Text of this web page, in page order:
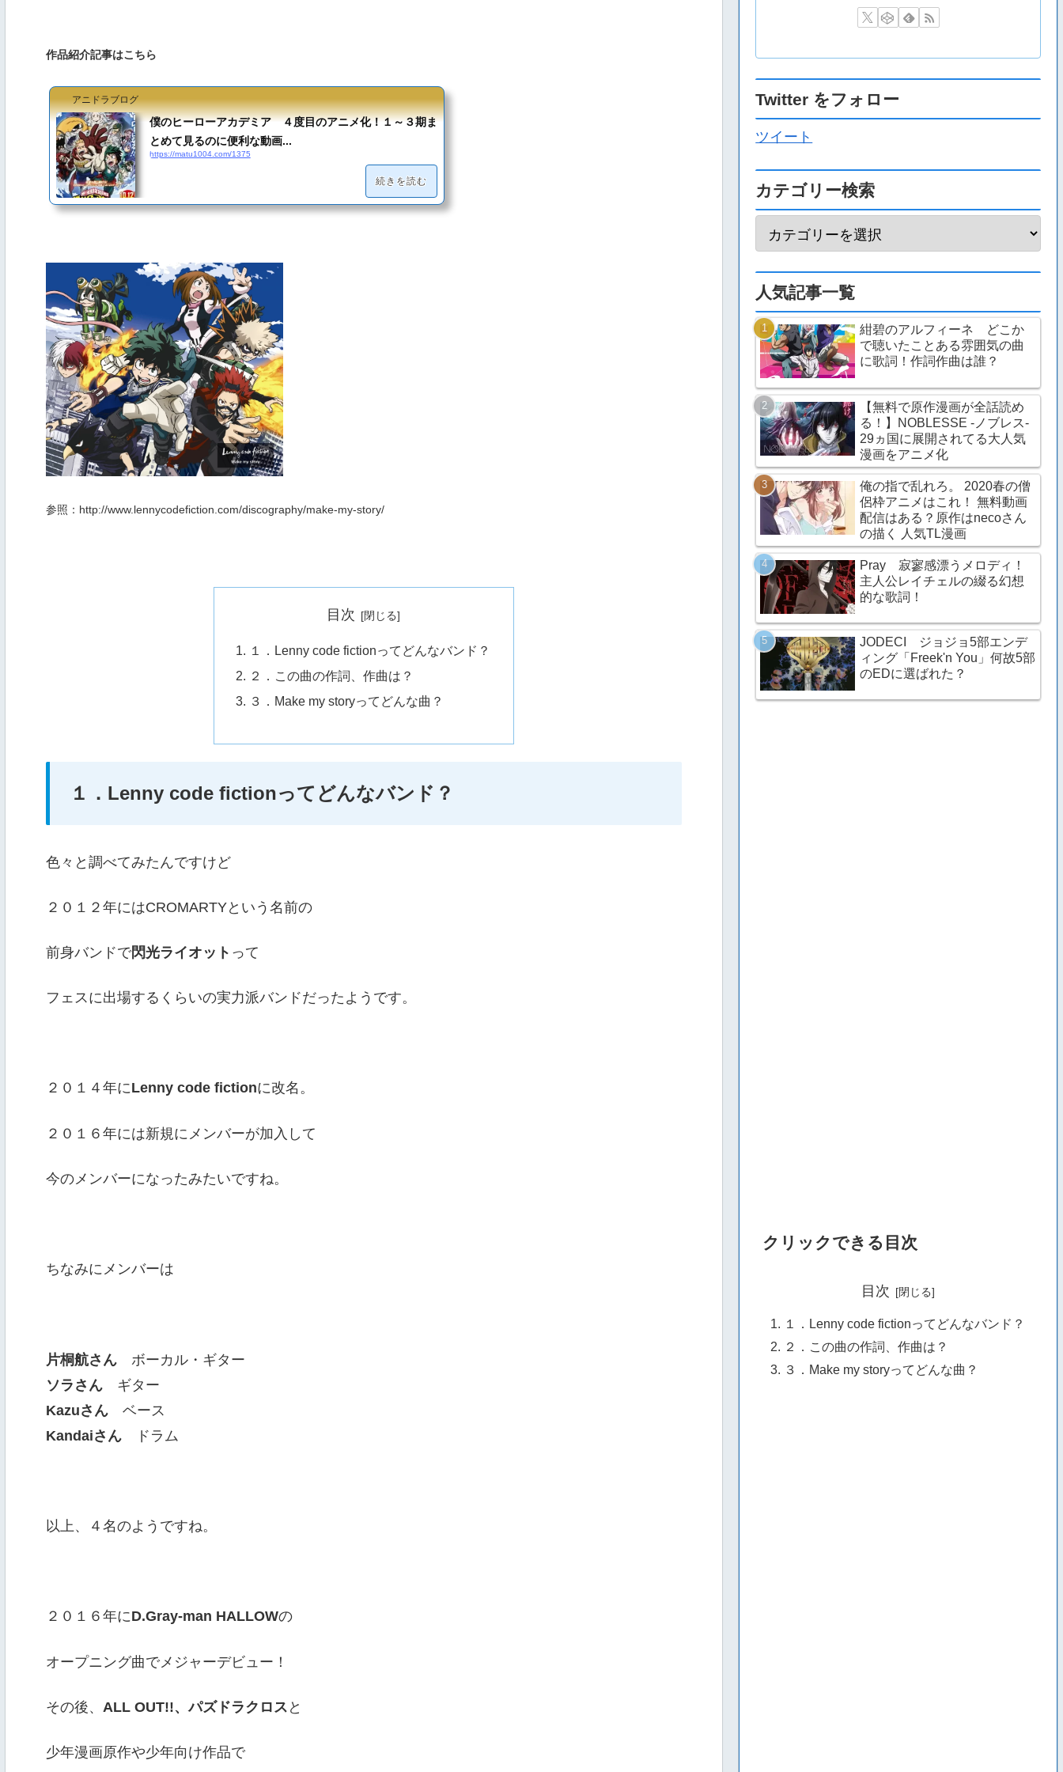
作品紹介記事はこちら
アニドラブログ
僕のヒーローアカデミア ４度目のアニメ化！１～３期ま
とめて見るのに便利な動画...
https://matu1004.com/1375
続きを読む
参照：http://www.lennycodefiction.com/discography/make-my-story/
目次
１．Lenny code fictionってどんなバンド？
２．この曲の作詞、作曲は？
３．Make my storyってどんな曲？
１．Lenny code fictionってどんなバンド？
色々と調べてみたんですけど
２０１２年にはCROMARTYという名前の
前身バンドで閃光ライオット って
フェスに出場するくらいの実力派バンドだったようです。
２０１４年にLenny code fictionに改名。
２０１６年には新規にメンバーが加入して
今のメンバーになったみたいですね。
ちなみにメンバーは
片桐航さんボーカル・ギター
ソラさんギター
Kazuさんベース
Kandaiさんドラム
以上、４名のようですね。
２０１６年にD.Gray-man HALLOWの
オープニング曲でメジャーデビュー！
その後、 ALL OUT!!、パズドラクロス と
少年漫画原作や少年向け作品で
Twitter をフォロー
ツイート
カテゴリー検索
人気記事一覧
紺碧のアルフィーネ どこか
で聴いたことある雰囲気の曲
に歌詞！作詞作曲は誰？
【無料で原作漫画が全話読め
る！】NOBLESSE -ノブレス-
29ヵ国に展開されてる大人気
漫画をアニメ化
俺の指で乱れろ。 2020春の僧
侶枠アニメはこれ！ 無料動画
配信はある？原作はnecoさん
の描く 人気TL漫画
Pray 寂寥感漂うメロディ！
主人公レイチェルの綴る幻想
的な歌詞！
JODECI ジョジョ5部エンデ
ィング「Freek'n You」何故5部
のEDに選ばれた？
クリックできる目次
目次
１．Lenny code fictionってどんなバンド？
２．この曲の作詞、作曲は？
３．Make my storyってどんな曲？